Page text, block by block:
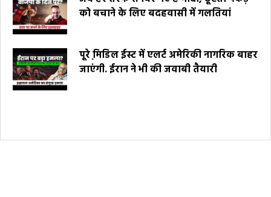
को बचाने के लिए बदहवासी में गलतियां
पूरे मि़डिल ईस्ट में एलर्ट अमेरिकी नागरिक बाहर
जाएंगी. ईरान ने भी की जवाबी तैयारी